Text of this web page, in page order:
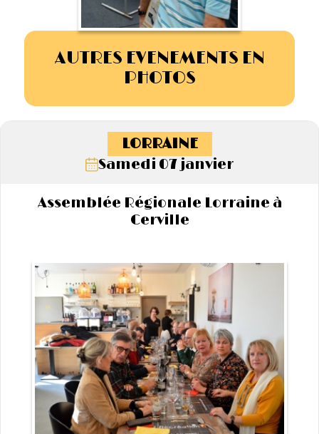
AUTRES EVENEMENTS EN
PHOTOS
LORRAINE
Samedi 07 janvier
Assemblée Régionale Lorraine à
Cerville